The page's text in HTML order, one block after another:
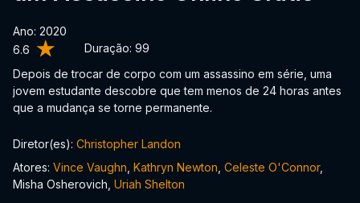
6.6 Duração: 99
Ano: 2020
Depois de trocar de corpo com um assassino em série, uma
jovem estudante descobre que tem menos de 24 horas antes
que a mudança se torne permanente.
Diretor(es): Christopher Landon
Atores: Vince Vaughn Kathryn Newton Celeste O'Connor,
Misha Osherovich, Uriah Shelton